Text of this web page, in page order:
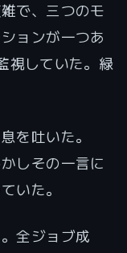
で、三つのモ
ョンが一つあ
視していた。緑
を吐いた。
しその一言に
いた。
全ジョブ成